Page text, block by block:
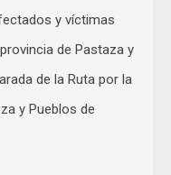
y víctimas
de Pastaza y
de la Ruta por la
y Pueblos de